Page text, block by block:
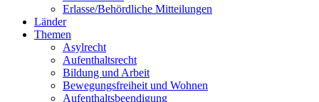
Erlasse/Behördliche Mitteilungen
Länder
Themen
Asylrecht
Aufenthaltsrecht
Bildung und Arbeit
Bewegungsfreiheit und Wohnen
Aufenthaltsbeendigung